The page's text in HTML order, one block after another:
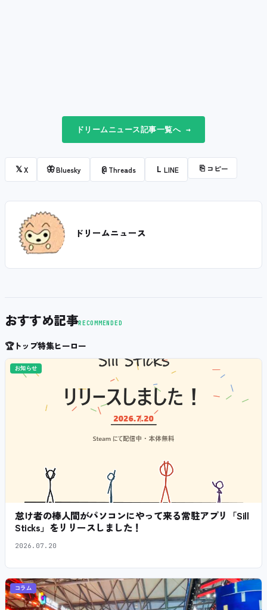
ドリームニュース記事一覧へ →
𝕏X 🦋Bluesky @ Threads L LINE ⎘ コピー
ドリームニュース
おすすめ記事RECOMMENDED
🏆トップ特集ヒーロー
お知らせ
怠け者の棒人間がパソコンにやって来る常駐アプリ「Sill
Sticks」をリリースしました！
2026.07.20
コラム